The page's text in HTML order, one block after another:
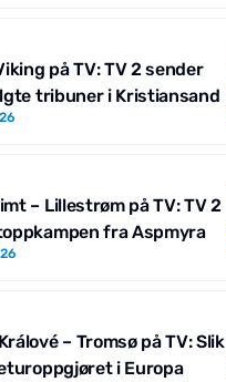
på TV: TV 2 sender
tribuner i Kristiansand
– Lillestrøm på TV: TV 2
fra Aspmyra
– Tromsø på TV: Slik
i Europa